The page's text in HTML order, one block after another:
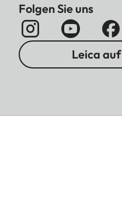
Folgen Sie uns
Leica